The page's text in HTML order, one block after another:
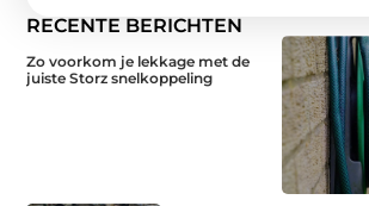
RECENTE BERICHTEN
Zo voorkom je lekkage met de
juiste Storz snelkoppeling